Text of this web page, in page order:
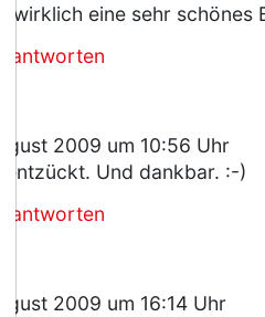
wirklich eine sehr schönes
antworten
2009 um 10:56 Uhr
Und dankbar. :-)
antworten
2009 um 16:14 Uhr